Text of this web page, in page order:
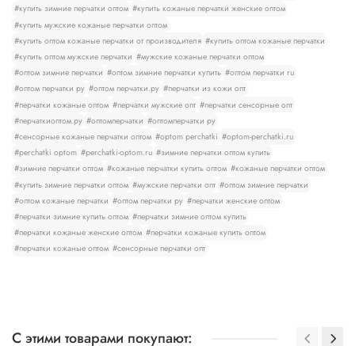
#купить зимние перчатки оптом #купить кожаные перчатки женские оптом
#купить мужские кожаные перчатки оптом
#купить оптом кожаные перчатки от производителя #купить оптом кожаные перчатки
#купить оптом мужские перчатки #мужские кожаные перчатки оптом
#оптом зимние перчатки #оптом зимние перчатки купить #оптом перчатки ru
#оптом перчатки ру #оптом перчатки.ру #перчатки из кожи опт
#перчатки кожаные оптом #перчатки мужские опт #перчатки сенсорные опт
#перчаткиоптом.ру #оптомперчатки #оптомперчатки ру
#сенсорные кожаные перчатки оптом #optom perchatki #optom-perchatki.ru
#perchatki optom #perchatki-optom.ru #зимние перчатки оптом купить
#зимние перчатки оптом #кожаные перчатки купить оптом #кожаные перчатки оптом
#купить зимние перчатки оптом #мужские перчатки опт #оптом зимние перчатки
#оптом кожаные перчатки #оптом перчатки ру #перчатки женские оптом
#перчатки зимние купить оптом #перчатки зимние оптом купить
#перчатки кожаные женские оптом #перчатки кожаные купить оптом
#перчатки кожаные оптом #сенсорные перчатки опт
С этими товарами покупают: